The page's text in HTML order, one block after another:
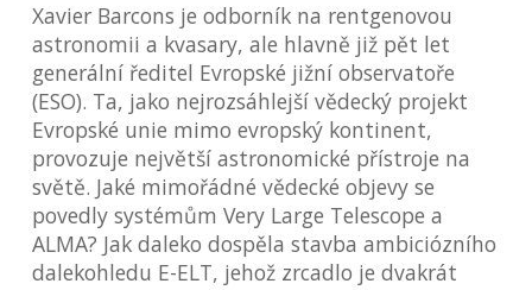
Xavier Barcons je odborník na rentgenovou
astronomii a kvasary, ale hlavně již pět let
generální ředitel Evropské jižní observatoře
(ESO). Ta, jako nejrozsáhlejší vědecký projekt
Evropské unie mimo evropský kontinent,
provozuje největší astronomické přístroje na
světě. Jaké mimořádné vědecké objevy se
povedly systémům Very Large Telescope a
ALMA? Jak daleko dospěla stavba ambiciózního
dalekohledu E-ELT, jehož zrcadlo je dvakrát